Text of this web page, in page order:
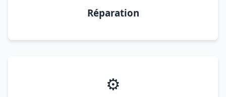
Réparation
⚙️